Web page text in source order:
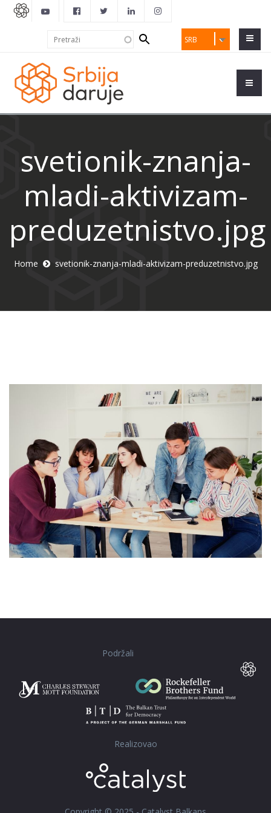
SRB
Search
form
svetionik-znanja-
mladi-aktivizam-
preduzetnistvo.jpg
Home svetionik-znanja-mladi-aktivizam-preduzetnistvo.jpg
Podržali
Realizovao